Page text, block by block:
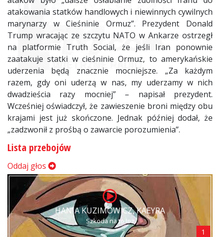
atakowania statków handlowych i niewinnych cywilnych
marynarzy w Cieśninie Ormuz”. Prezydent Donald
Trump wracając ze szczytu NATO w Ankarze ostrzegł
na platformie Truth Social, że jeśli Iran ponownie
zaatakuje statki w cieśninie Ormuz, to amerykańskie
uderzenia będą znacznie mocniejsze. „Za każdym
razem, gdy oni uderzą w nas, my uderzamy w nich
dwadzieścia razy mocniej” – napisał prezydent.
Wcześniej oświadczył, że zawieszenie broni między obu
krajami jest już skończone. Jednak później dodał, że
„zadzwonił z prośbą o zawarcie porozumienia”.
Lista przebojów
Oddaj głos
HANIA KUZIMOWICZ, KAEYRA
Szkoda na to łez
1